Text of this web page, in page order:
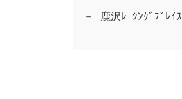
鹿沢ﾚｰｼﾝｸﾞﾌﾟﾚｲｽ